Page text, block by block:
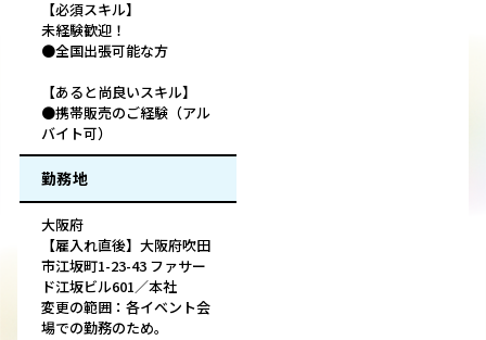
【必須スキル】
未経験歓迎！
●全国出張可能な方
【あると尚良いスキル】
●携帯販売のご経験（アル
バイト可）
勤務地
大阪府
【雇入れ直後】大阪府吹田
市江坂町1-23-43 ファサー
ド江坂ビル601／本社
変更の範囲：各イベント会
場での勤務のため。